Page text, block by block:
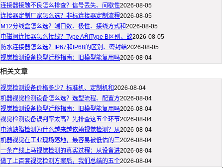
连接器接触不良怎么排查？信号丢失、间歇性2026-08-05
连接器定制厂家怎么选？非标连接器定制流程2026-08-05
M12分线盒怎么选？端口数、极性、接线方式和2026-08-05
电磁阀连接器怎么接线？Type A和Type B区别、故2026-08-05
防水连接器怎么选？IP67和IP68的区别、密封结2026-08-05
视觉检测设备换型迁移指南：旧模型能复用吗2026-08-04
相关文章
视觉检测设备价格多少？标准机、定制机和2026-08-04
机器视觉检测设备怎么选？选型流程、配置方2026-08-04
视觉检测设备换型迁移指南：旧模型能复用吗2026-08-04
视觉检测设备误判率太高？先排查这五个环节2026-08-04
电池缺陷检测为什么越来越依赖视觉检测？从2026-08-04
机器视觉在工业现场落地，最容易被低估的三2026-08-04
一条产线上马视觉检测的真实过程：从设备进2026-08-04
做了上百套视觉检测方案后，我们总结的五个2026-08-04